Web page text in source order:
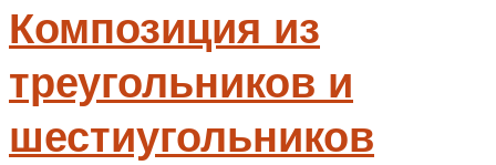
Композиция из
треугольников и
шестиугольников